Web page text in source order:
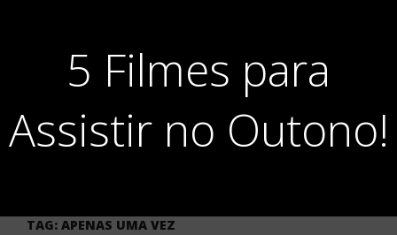
5 Filmes para
Assistir no Outono!
TAG: APENAS UMA VEZ